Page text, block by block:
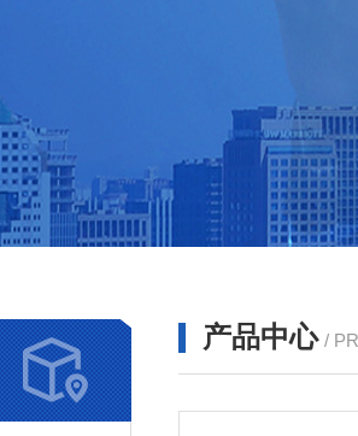
产品中心 /